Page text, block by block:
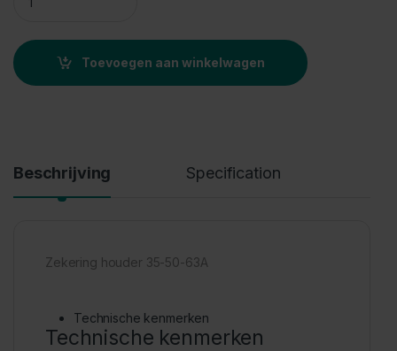
Toevoegen aan winkelwagen
Beschrijving Specification
Zekering houder 35-50-63A
Technische kenmerken
Technische kenmerken